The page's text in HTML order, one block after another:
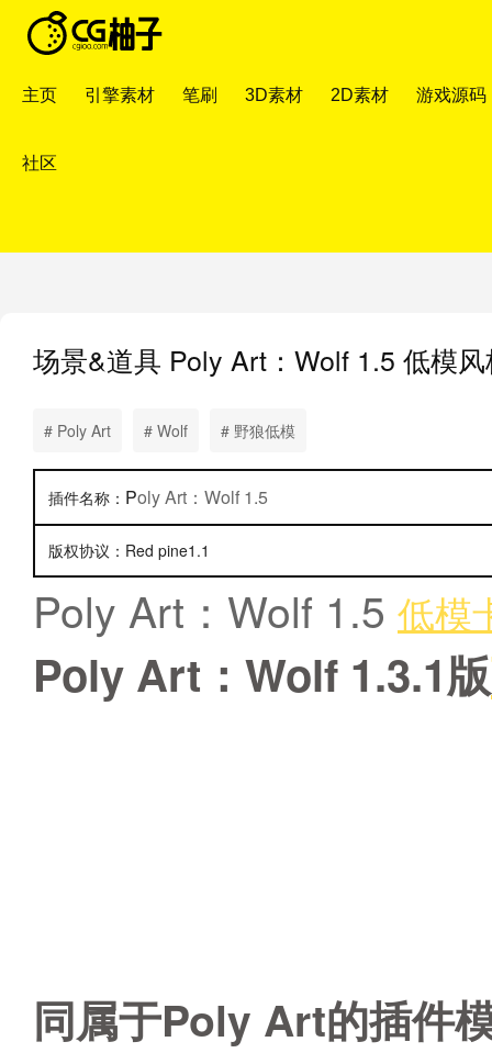
主页 引擎素材 笔刷 3D素材 2D素材 游戏源码
社区
场景&道具 Poly Art：Wolf 1.5 低模
# Poly Art # Wolf # 野狼低模
插件名称： Poly Art：Wolf 1.5
版权协议：Red pine1.1
Poly Art：Wolf 1.5 低模
Poly Art：Wolf 1.3.1版
同属于Poly Art的插件